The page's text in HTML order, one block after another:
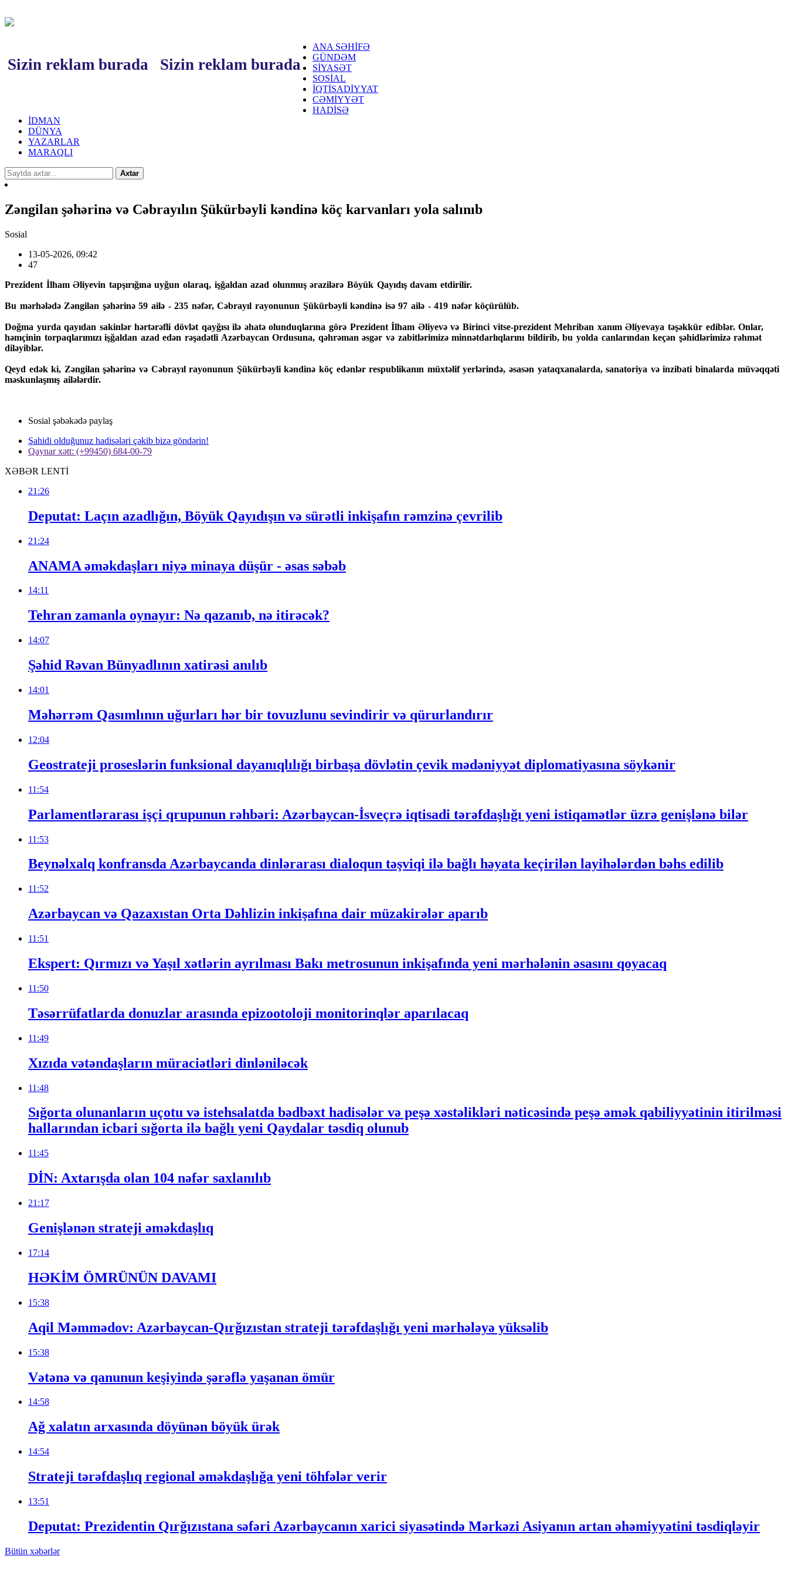
Sizin reklam burada Sizin reklam burada
ANA SƏHİFƏ
GÜNDƏM
SİYASƏT
SOSİAL
İQTİSADİYYAT
CƏMİYYƏT
HADİSƏ
İDMAN
DÜNYA
YAZARLAR
MARAQLI
Axtar
Zəngilan şəhərinə və Cəbrayılın Şükürbəyli kəndinə köç karvanları yola salınıb
Sosial
13-05-2026, 09:42
47
Prezident İlham Əliyevin tapşırığına uyğun olaraq, işğaldan azad olunmuş ərazilərə Böyük Qayıdış davam etdirilir.
Bu mərhələdə Zəngilan şəhərinə 59 ailə - 235 nəfər, Cəbrayıl rayonunun Şükürbəyli kəndinə isə 97 ailə - 419 nəfər köçürülüb.
Doğma yurda qayıdan sakinlər hərtərəfli dövlət qayğısı ilə əhatə olunduqlarına görə Prezident İlham Əliyevə və Birinci vitse-prezident Mehriban xanım Əliyevaya təşəkkür ediblər. Onlar,
həmçinin torpaqlarımızı işğaldan azad edən rəşadətli Azərbaycan Ordusuna, qəhrəman əsgər və zabitlərimizə minnətdarlıqlarını bildirib, bu yolda canlarından keçən şəhidlərimizə rəhmət
diləyiblər.
Qeyd edək ki, Zəngilan şəhərinə və Cəbrayıl rayonunun Şükürbəyli kəndinə köç edənlər respublikanın müxtəlif yerlərində, əsasən yataqxanalarda, sanatoriya və inzibati binalarda müvəqqəti
məskunlaşmış ailələrdir.
Sosial şəbəkədə paylaş
Şahidi olduğunuz hadisələri çəkib bizə göndərin!
Qaynar xətt: (+99450) 684-00-79
XƏBƏR LENTİ
21:26
Deputat: Laçın azadlığın, Böyük Qayıdışın və sürətli inkişafın rəmzinə çevrilib
21:24
ANAMA əməkdaşları niyə minaya düşür - əsas səbəb
14:11
Tehran zamanla oynayır: Nə qazanıb, nə itirəcək?
14:07
Şəhid Rəvan Bünyadlının xatirəsi anılıb
14:01
Məhərrəm Qasımlının uğurları hər bir tovuzlunu sevindirir və qürurlandırır
12:04
Geostrateji proseslərin funksional dayanıqlılığı birbaşa dövlətin çevik mədəniyyət diplomatiyasına söykənir
11:54
Parlamentlərarası işçi qrupunun rəhbəri: Azərbaycan-İsveçrə iqtisadi tərəfdaşlığı yeni istiqamətlər üzrə genişlənə bilər
11:53
Beynəlxalq konfransda Azərbaycanda dinlərarası dialoqun təşviqi ilə bağlı həyata keçirilən layihələrdən bəhs edilib
11:52
Azərbaycan və Qazaxıstan Orta Dəhlizin inkişafına dair müzakirələr aparıb
11:51
Ekspert: Qırmızı və Yaşıl xətlərin ayrılması Bakı metrosunun inkişafında yeni mərhələnin əsasını qoyacaq
11:50
Təsərrüfatlarda donuzlar arasında epizootoloji monitorinqlər aparılacaq
11:49
Xızıda vətəndaşların müraciətləri dinləniləcək
11:48
Sığorta olunanların uçotu və istehsalatda bədbəxt hadisələr və peşə xəstəlikləri nəticəsində peşə əmək qabiliyyətinin itirilməsi
hallarından icbari sığorta ilə bağlı yeni Qaydalar təsdiq olunub
11:45
DİN: Axtarışda olan 104 nəfər saxlanılıb
21:17
Genişlənən strateji əməkdaşlıq
17:14
HƏKİM ÖMRÜNÜN DAVAMI
15:38
Aqil Məmmədov: Azərbaycan-Qırğızıstan strateji tərəfdaşlığı yeni mərhələyə yüksəlib
15:38
Vətənə və qanunun keşiyində şərəflə yaşanan ömür
14:58
Ağ xalatın arxasında döyünən böyük ürək
14:54
Strateji tərəfdaşlıq regional əməkdaşlığa yeni töhfələr verir
13:51
Deputat: Prezidentin Qırğızıstana səfəri Azərbaycanın xarici siyasətində Mərkəzi Asiyanın artan əhəmiyyətini təsdiqləyir
Bütün xəbərlər